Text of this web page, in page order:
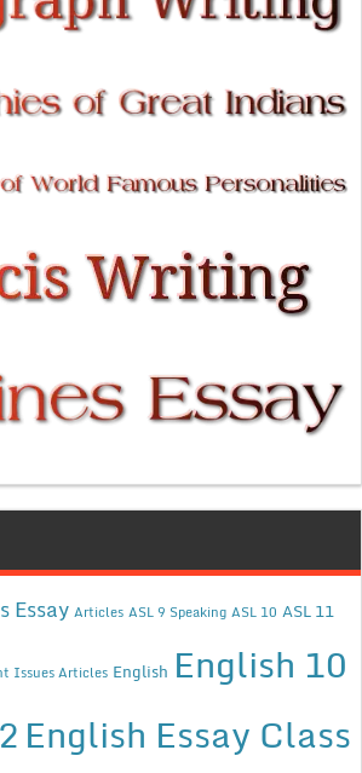
Essay Articles ASL 9 Speaking ASL 10 ASL 11
Issues Articles English English 10
English Essay Class